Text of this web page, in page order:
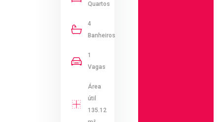
Quartos
4
Banheiros
1
Vagas
Área
útil
135.12